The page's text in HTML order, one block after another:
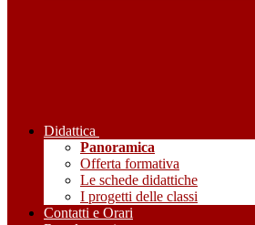
Didattica
Panoramica
Offerta formativa
Le schede didattiche
I progetti delle classi
Contatti e Orari